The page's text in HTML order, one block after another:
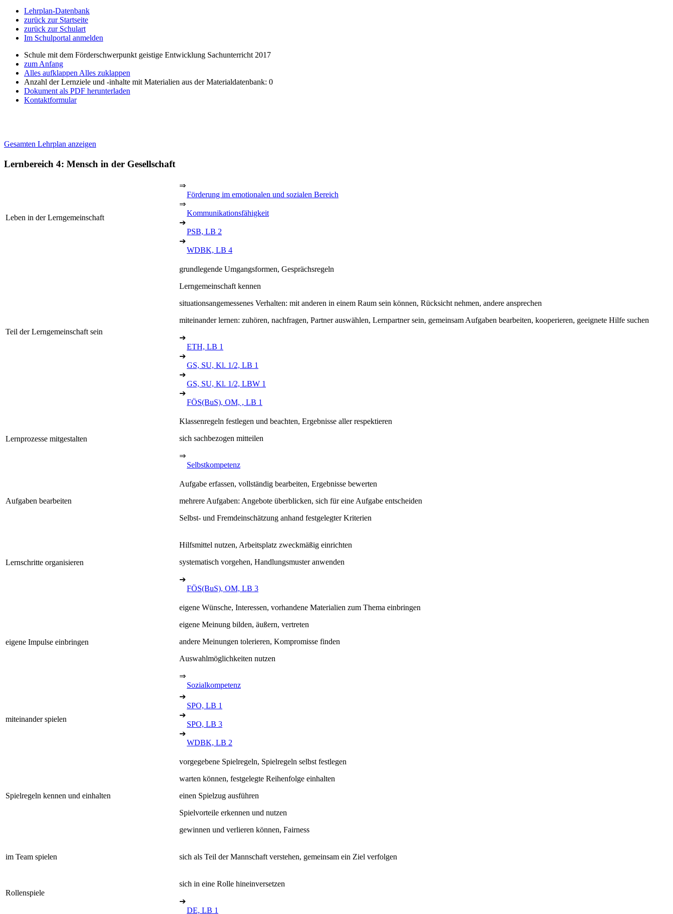
Lehrplan-Datenbank
zurück zur Startseite
zurück zur Schulart
Im Schulportal anmelden
Schule mit dem Förderschwerpunkt geistige Entwicklung Sachunterricht 2017
zum Anfang
Alles aufklappen Alles zuklappen
Anzahl der Lernziele und -inhalte mit Materialien aus der Materialdatenbank: 0
Dokument als PDF herunterladen
Kontaktformular
Gesamten Lehrplan anzeigen
Lernbereich 4: Mensch in der Gesellschaft
Leben in der Lerngemeinschaft
⇒
Förderung im emotionalen und sozialen Bereich
⇒
Kommunikationsfähigkeit
➔
PSB, LB 2
➔
WDBK, LB 4
Teil der Lerngemeinschaft sein
grundlegende Umgangsformen, Gesprächsregeln
Lerngemeinschaft kennen
situationsangemessenes Verhalten: mit anderen in einem Raum sein können, Rücksicht nehmen, andere ansprechen
miteinander lernen: zuhören, nachfragen, Partner auswählen, Lernpartner sein, gemeinsam Aufgaben bearbeiten, kooperieren, geeignete Hilfe suchen
➔
ETH, LB 1
➔
GS, SU, Kl. 1/2, LB 1
➔
GS, SU, Kl. 1/2, LBW 1
➔
FÖS(BuS), OM, , LB 1
Lernprozesse mitgestalten
Klassenregeln festlegen und beachten, Ergebnisse aller respektieren
sich sachbezogen mitteilen
⇒
Selbstkompetenz
Aufgaben bearbeiten
Aufgabe erfassen, vollständig bearbeiten, Ergebnisse bewerten
mehrere Aufgaben: Angebote überblicken, sich für eine Aufgabe entscheiden
Selbst- und Fremdeinschätzung anhand festgelegter Kriterien
Lernschritte organisieren
Hilfsmittel nutzen, Arbeitsplatz zweckmäßig einrichten
systematisch vorgehen, Handlungsmuster anwenden
➔
FÖS(BuS), OM, LB 3
eigene Impulse einbringen
eigene Wünsche, Interessen, vorhandene Materialien zum Thema einbringen
eigene Meinung bilden, äußern, vertreten
andere Meinungen tolerieren, Kompromisse finden
Auswahlmöglichkeiten nutzen
⇒
Sozialkompetenz
miteinander spielen
➔
SPO, LB 1
➔
SPO, LB 3
➔
WDBK, LB 2
Spielregeln kennen und einhalten
vorgegebene Spielregeln, Spielregeln selbst festlegen
warten können, festgelegte Reihenfolge einhalten
einen Spielzug ausführen
Spielvorteile erkennen und nutzen
gewinnen und verlieren können, Fairness
im Team spielen sich als Teil der Mannschaft verstehen, gemeinsam ein Ziel verfolgen
Rollenspiele
sich in eine Rolle hineinversetzen
➔
DE, LB 1